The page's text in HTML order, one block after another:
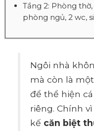
Tầng 2: Phòng
phòng ngủ, 2 wc,
Ngôi nhà
mà còn là
để thể hiện
riêng. Chính
kế căn biệt